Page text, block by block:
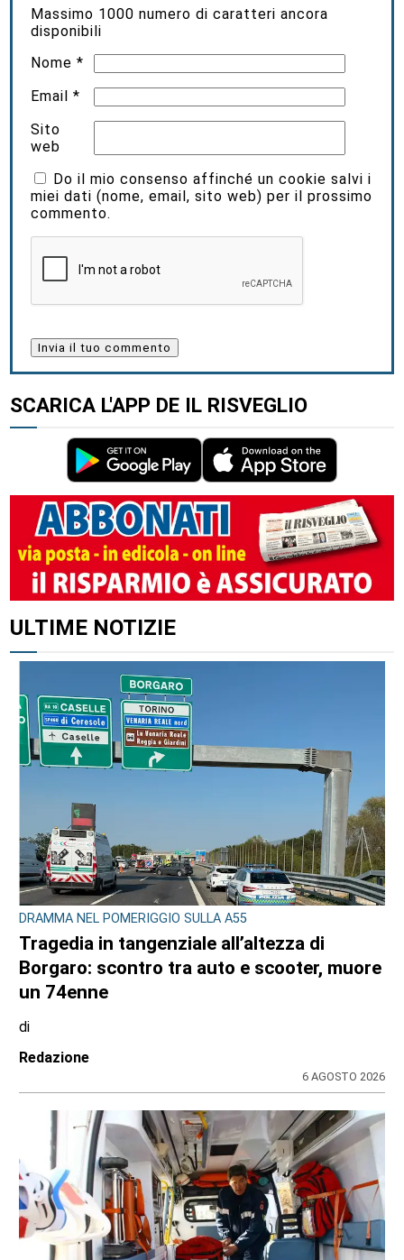
Massimo 1000 numero di caratteri ancora
disponibili
Nome*
Email*
Sito
web
Do il mio consenso affinché un cookie salvi i
miei dati (nome, email, sito web) per il prossimo
commento.
SCARICA L'APP DE IL RISVEGLIO
ULTIME NOTIZIE
DRAMMA NEL POMERIGGIO SULLA A55
Tragedia in tangenziale all’altezza di
Borgaro: scontro tra auto e scooter, muore
un 74enne
di
Redazione
6 AGOSTO 2026